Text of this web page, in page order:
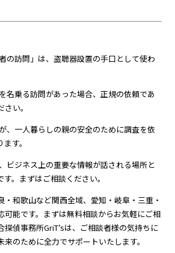
の訪問」は、盗聴器設置の手口として使わ
名乗る訪問があった場合、正規の依頼であ
い。
、一人暮らしの親の安全のために調査を依
す。
ビジネス上の重要な情報が話される場所と
。まずはご相談ください。
・和歌山など関西全域、愛知・岐阜・三重・
可能です。まずは無料相談からお気軽にご相
探偵事務所GriT’sは、ご相談者様の気持ちに
のために全力でサポートいたします。